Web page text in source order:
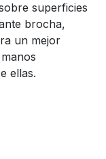
superficies
brocha,
un mejor
ellas.